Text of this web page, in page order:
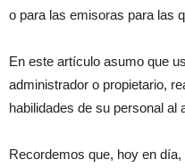
o para las emisoras para las
En este artículo asumo que
administrador o propietario,
habilidades de su personal al
Recordemos que, hoy en